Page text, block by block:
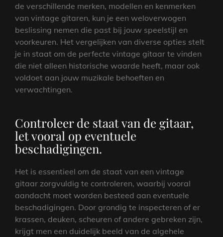
de verschillende merken, modellen en kenmerken
van vintage gitaren, kun je een weloverwogen
beslissing nemen die past bij jouw speelstijl en
voorkeuren. Het vergelijken van diverse opties stelt
je in staat om de perfecte vintage gitaar te vinden
die niet alleen historische waarde heeft, maar ook
voldoet aan jouw muzikale behoeften en
verwachtingen.
Controleer de staat van de gitaar,
let vooral op eventuele
beschadigingen.
Het is essentieel om de staat van een vintage
gitaar zorgvuldig te controleren, waarbij vooral
aandacht moet worden besteed aan eventuele
beschadigingen. Door grondig te inspecteren of er
krassen, deuken, scheuren of andere gebreken zijn,
krijgt men een duidelijk beeld van de algehele